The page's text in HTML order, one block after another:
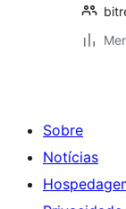
Sobre
Notícias